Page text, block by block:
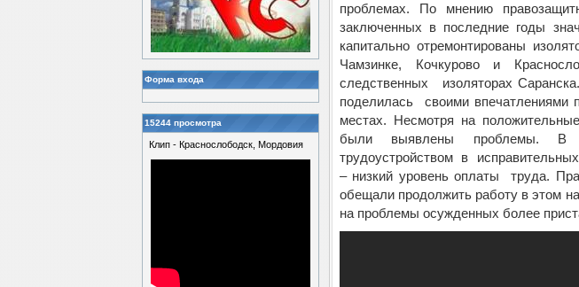
Форма входа
15244 просмотра
Клип - Краснослободск, Мордовия
проблемах. По мнению
заключенных в последние годы
капитально отремонтированы
Чамзинке, Кочкурово и
следственных изоляторах
поделилась своими впечатлениями
местах. Несмотря на
были выявлены проблемы. В
трудоустройством в
– низкий уровень оплаты труда.
обещали продолжить работу в этом
на проблемы осужденных более